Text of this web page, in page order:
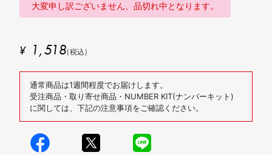
大変申し訳ございません、品切れ中となります。
¥ 1,518(税込)
通常商品は1週間程度でお届けします。
受注商品・取り寄せ商品・NUMBER KIT(ナンバーキット)
に関しては、下記の注意事項をご確認ください。